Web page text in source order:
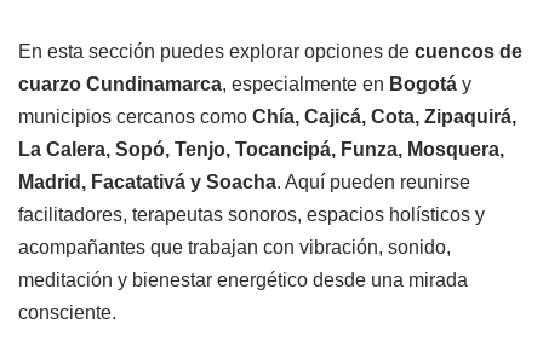
En esta sección puedes explorar opciones de cuencos de
cuarzo Cundinamarca, especialmente en Bogotá y
municipios cercanos como Chía, Cajicá, Cota, Zipaquirá,
La Calera, Sopó, Tenjo, Tocancipá, Funza, Mosquera,
Madrid, Facatativá y Soacha. Aquí pueden reunirse
facilitadores, terapeutas sonoros, espacios holísticos y
acompañantes que trabajan con vibración, sonido,
meditación y bienestar energético desde una mirada
consciente.